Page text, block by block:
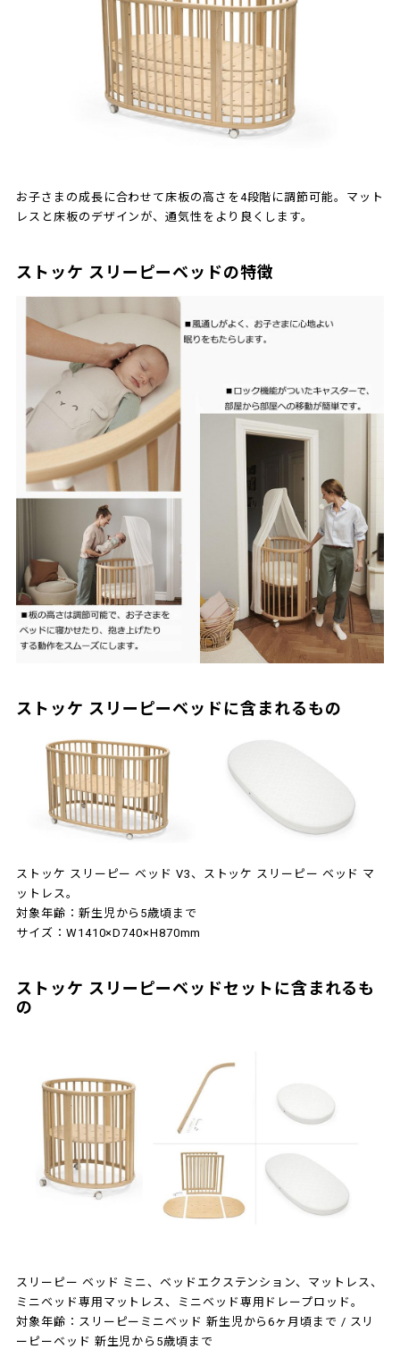
お子さまの成長に合わせて床板の高さを4段階に調節可能。マット
レスと床板のデザインが、通気性をより良くします。
ストッケ スリーピーベッドの特徴
ストッケ スリーピーベッドに含まれるもの
ストッケ スリーピー ベッド V3、ストッケ スリーピー ベッド マ
ットレス。
対象年齢：新生児から5歳頃まで
サイズ：W1410×D740×H870mm
ストッケ スリーピーベッドセットに含まれるも
の
スリーピー ベッド ミニ、ベッドエクステンション、マットレス、
ミニベッド専用マットレス、ミニベッド専用ドレープロッド。
対象年齢：スリーピーミニベッド 新生児から6ヶ月頃まで / スリ
ーピーベッド 新生児から5歳頃まで